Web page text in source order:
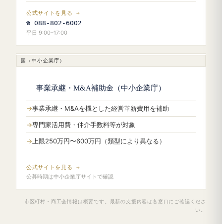
公式サイトを見る →
☎ 088-802-6002
平日 9:00–17:00
国（中小企業庁）
事業承継・M&A補助金（中小企業庁）
事業承継・M&Aを機とした経営革新費用を補助
専門家活用費・仲介手数料等が対象
上限250万円〜600万円（類型により異なる）
公式サイトを見る →
公募時期は中小企業庁サイトで確認
市区町村・商工会情報は概要です。最新の支援内容は各窓口にご確認くださ
い。